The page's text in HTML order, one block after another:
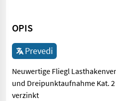
OPIS
Prevedi
Neuwertige Fliegl
und Dreipunktaufnahme Kat.
verzinkt